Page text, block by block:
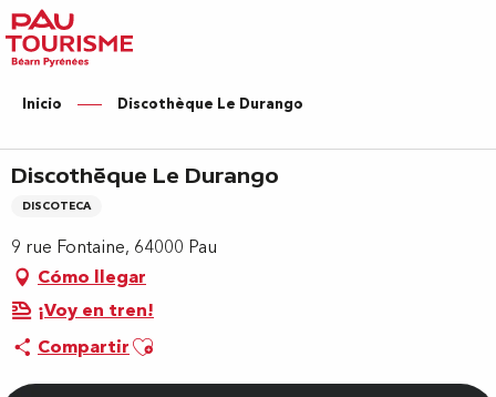
Aller
au
contenu
principal
Inicio Discothèque Le Durango
Discothèque Le Durango
DISCOTECA
9 rue Fontaine, 64000 Pau
Cómo llegar
¡Voy en tren!
CompartirAjouter aux favoris